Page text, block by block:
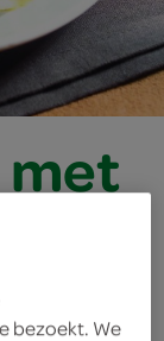
bezoekt. We